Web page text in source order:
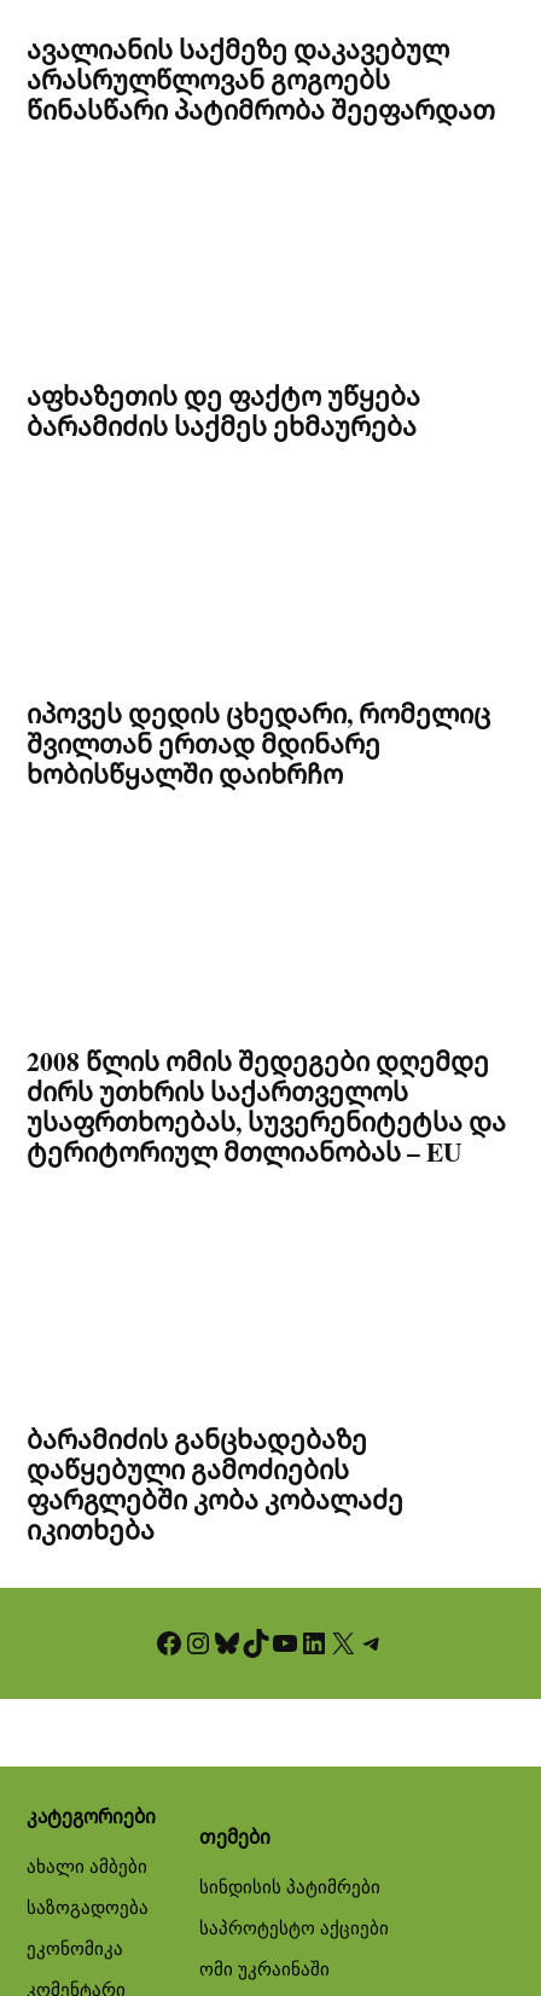
ავალიანის საქმეზე დაკავებულ
არასრულწლოვან გოგოებს
წინასწარი პატიმრობა შეეფარდათ
აფხაზეთის დე ფაქტო უწყება
ბარამიძის საქმეს ეხმაურება
იპოვეს დედის ცხედარი, რომელიც
შვილთან ერთად მდინარე
ხობისწყალში დაიხრჩო
2008 წლის ომის შედეგები დღემდე
ძირს უთხრის საქართველოს
უსაფრთხოებას, სუვერენიტეტსა და
ტერიტორიულ მთლიანობას – EU
ბარამიძის განცხადებაზე
დაწყებული გამოძიების
ფარგლებში კობა კობალაძე
იკითხება
Facebook Instagram Bluesky TikTok YouTube LinkedIn X Telegram
კატეგორიები
ახალი ამბები
საზოგადოება
ეკონომიკა
კომენტარი
თემები
სინდისის პატიმრები
საპროტესტო აქციები
ომი უკრაინაში